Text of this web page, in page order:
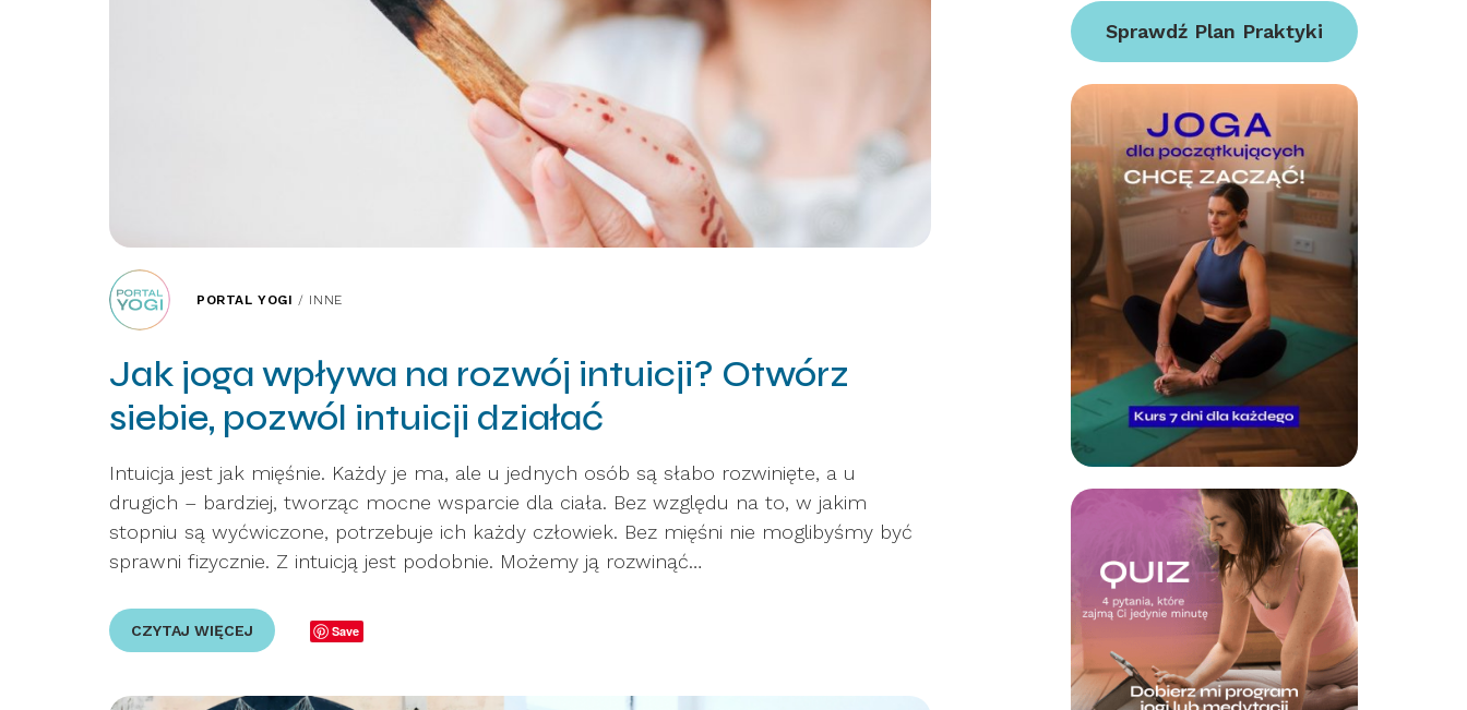
PORTAL YOGI / INNE
Jak joga wpływa na rozwój intuicji? Otwórz
siebie, pozwól intuicji działać
Intuicja jest jak mięśnie. Każdy je ma, ale u jednych osób są słabo rozwinięte, a u
drugich – bardziej, tworząc mocne wsparcie dla ciała. Bez względu na to, w jakim
stopniu są wyćwiczone, potrzebuje ich każdy człowiek. Bez mięśni nie moglibyśmy być
sprawni fizycznie. Z intuicją jest podobnie. Możemy ją rozwinąć…
CZYTAJ WIĘCEJ Save
Sprawdź Plan Praktyki